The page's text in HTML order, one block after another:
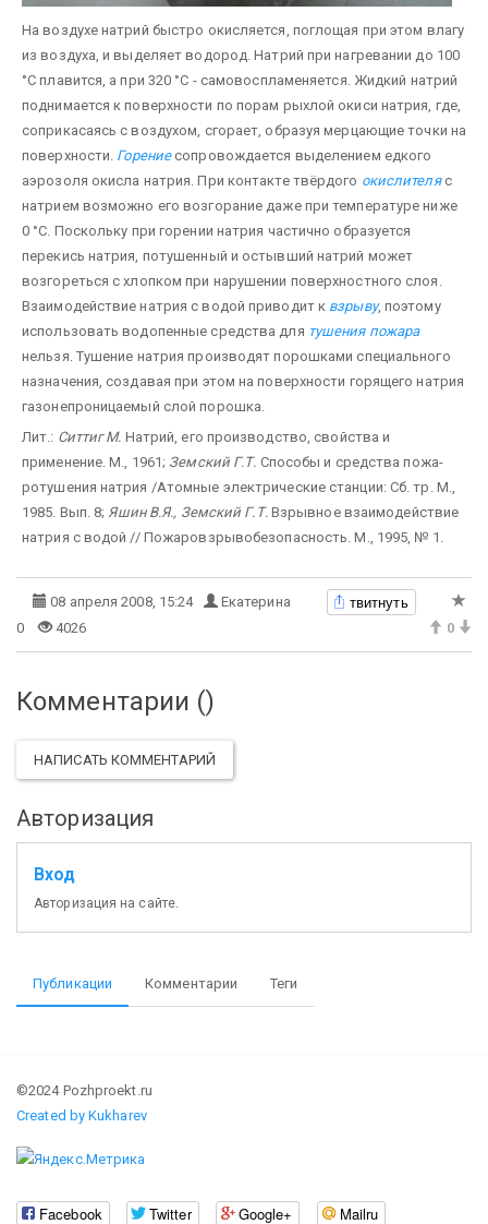
На воздухе натрий быстро окисляется, поглощая при этом влагу
из воздуха, и выделяет водород. Натрий при нагревании до 100
°С плавится, а при 320 °С - самовоспламеняется. Жидкий натрий
поднимается к поверх­ности по порам рыхлой окиси натрия, где,
соприкасаясь с воздухом, сгорает, образуя мерцающие точки на
поверхности. Горениесопровождается выделением едкого
аэрозоля окисла натрия. При контакте твёрдого окислителяс
натрием возможно его возгорание даже при температуре ниже
0 °С. Поскольку при го­рении натрия частично образуется
перекись натрия, потушенный и остывший натрий может
возгореться с хлоп­ком при нарушении поверхностного слоя.
Взаимодействие натрия с водой приводит к взрыву, поэтому
использовать водопенные средства для тушения пожара
нельзя. Тушение натрия производят порошками спе­циального
назначения, создавая при этом на поверхности горящего натрия
газонепроницаемый слой по­рошка.
Лит.: Ситтиг М. Натрий, его производство, свойства и
применение. М., 1961; Земский Г.Т. Способы и средства пожа­
ротушения натрия /Атомные электрические станции: Сб. тр. М.,
1985. Вып. 8; Яшин В.Я., Земский Г.Т. Взрывное взаимодейст­вие
натрия с водой // Пожаровзрывобезопасность. М., 1995, № 1.
08 апреля 2008, 15:24 Екатерина твитнуть
0 4026 0
Комментарии ()
НАПИСАТЬ КОММЕНТАРИЙ
Авторизация
Вход
Авторизация на сайте.
Публикации Комментарии Теги
©2024 Pozhproekt.ru
Created by Kukharev
Facebook Twitter Google+ Mailru